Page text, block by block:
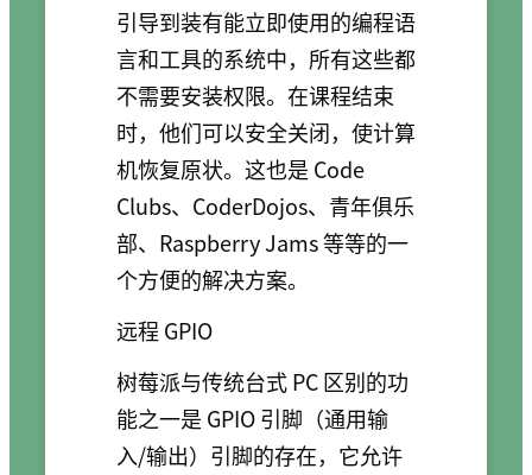
引导到装有能立即使用的编程语
言和工具的系统中，所有这些都
不需要安装权限。在课程结束
时，他们可以安全关闭，使计算
机恢复原状。这也是 Code
Clubs、CoderDojos、青年俱乐
部、Raspberry Jams 等等的一
个方便的解决方案。
远程 GPIO
树莓派与传统台式 PC 区别的功
能之一是 GPIO 引脚（通用输
入/输出）引脚的存在，它允许